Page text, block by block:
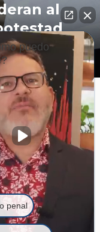
al
a comment.
puedo
penal